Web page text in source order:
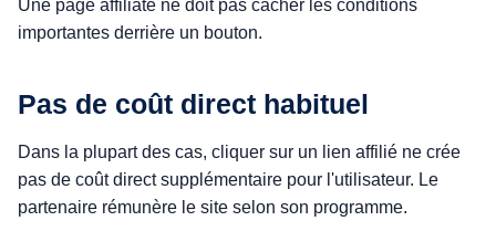
Une page affiliate ne doit pas cacher les conditions
importantes derrière un bouton.
Pas de coût direct habituel
Dans la plupart des cas, cliquer sur un lien affilié ne crée
pas de coût direct supplémentaire pour l'utilisateur. Le
partenaire rémunère le site selon son programme.